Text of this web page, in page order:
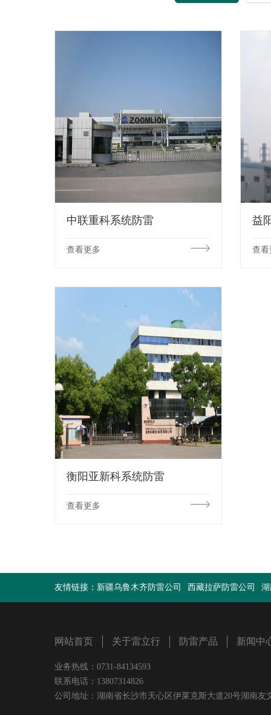
中联重科系统防雷
查看更多
益
查看
衡阳亚新科系统防雷
查看更多
友情链接： 新疆乌鲁木齐防雷公司 西藏拉萨防雷公司
网站首页 关于雷立行 防雷产品 新闻中
业务热线：0731-84134593
联系电话：13807314826
公司地址：湖南省长沙市天心区伊莱克斯大道20号湖南